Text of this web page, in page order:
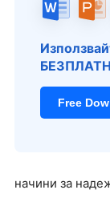
Free
начини за